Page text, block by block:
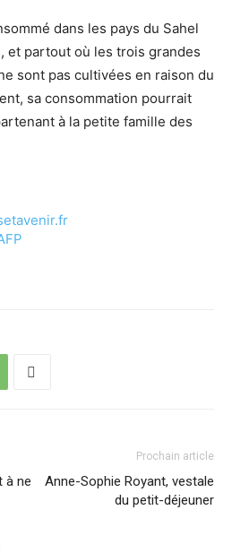
dans les pays du Sahel
et partout où les trois grandes
sont pas cultivées en raison du
sa consommation pourrait
à la petite famille des
à ne
Prochain article
Anne-Sophie Royant, vestale
du petit-déjeuner